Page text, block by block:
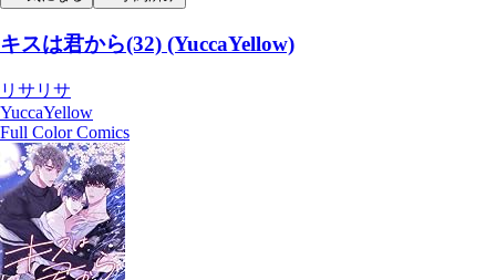
キスは君から(32) (YuccaYellow)
リサリサ
YuccaYellow
Full Color Comics